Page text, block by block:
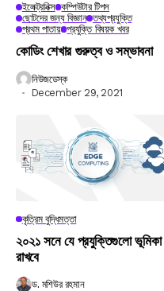
ইলেক্ট্রনিক্স কম্পিউটার টিপস
ছোটদের জন্য বিজ্ঞান তথ্যপ্রযুক্তি
প্রথম পাতায় প্রযুক্তি বিষয়ক খবর
কোডিং শেখার গুরুত্ব ও সম্ভাবনা
নিউজডেস্ক
December 29, 2021
কৃত্রিম বুদ্ধিমত্তা
২০২১ সনে যে প্রযুক্তিগুলো ভূমিকা
রাখবে
ড. মশিউর রহমান